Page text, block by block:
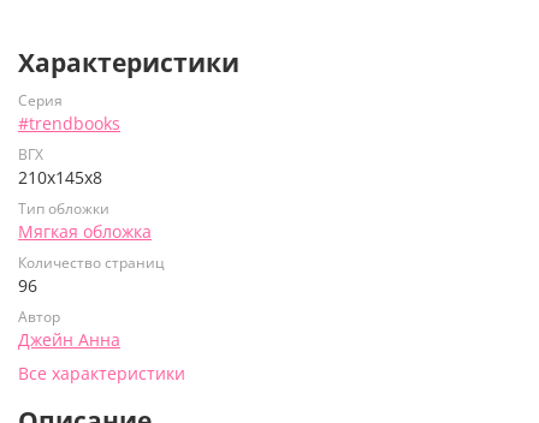
Характеристики
Серия
#trendbooks
ВГХ
210х145х8
Тип обложки
Мягкая обложка
Количество страниц
96
Автор
Джейн Анна
Все характеристики